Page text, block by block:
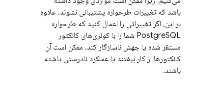
باشد که تغییرات طرحواره پشتیبانی نشوند. علاوه
بر این، اگر تغییراتی را اعمال کنید که طرحواره
PostgreSQL شما را با کوئری‌های کانکتور
مستقر شده یا جهش ناسازگار کند، ممکن است آن
کانکتورها از کار بیفتند یا عملکرد نادرستی داشته
باشند.